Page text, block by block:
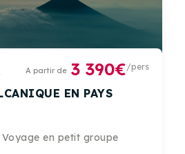
A partir de 3 390€/pers
EN PAYS
Voyage en petit groupe